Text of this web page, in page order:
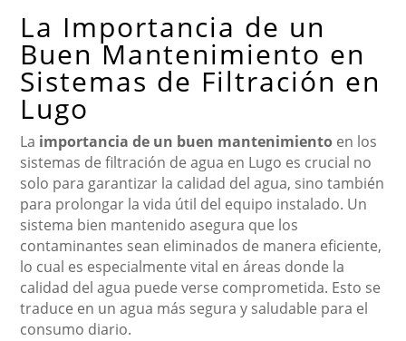
La Importancia de un
Buen Mantenimiento en
Sistemas de Filtración en
Lugo
La importancia de un buen mantenimiento en los
sistemas de filtración de agua en Lugo es crucial no
solo para garantizar la calidad del agua, sino también
para prolongar la vida útil del equipo instalado. Un
sistema bien mantenido asegura que los
contaminantes sean eliminados de manera eficiente,
lo cual es especialmente vital en áreas donde la
calidad del agua puede verse comprometida. Esto se
traduce en un agua más segura y saludable para el
consumo diario.